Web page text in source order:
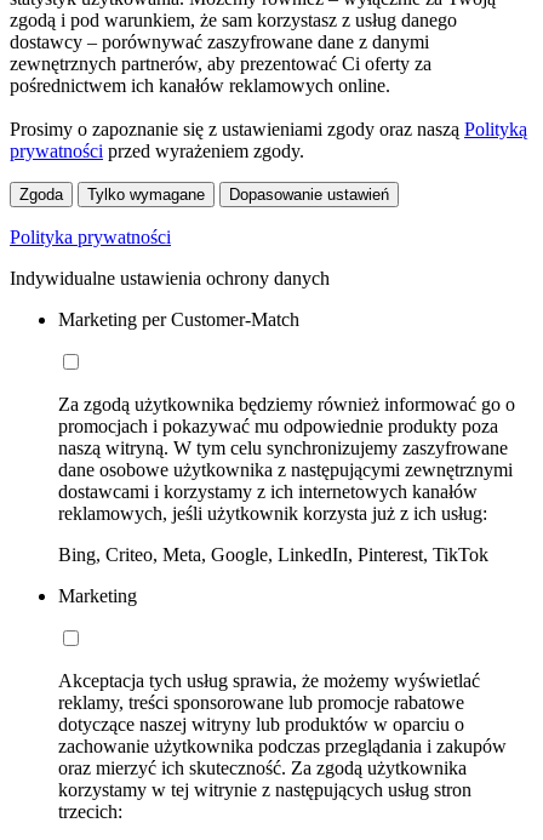
zgodą i pod warunkiem, że sam korzystasz z usług danego
dostawcy – porównywać zaszyfrowane dane z danymi
zewnętrznych partnerów, aby prezentować Ci oferty za
pośrednictwem ich kanałów reklamowych online.
Prosimy o zapoznanie się z ustawieniami zgody oraz naszą Polityką
prywatności przed wyrażeniem zgody.
Zgoda Tylko wymagane Dopasowanie ustawień
Polityka prywatności
Indywidualne ustawienia ochrony danych
Marketing per Customer-Match
Za zgodą użytkownika będziemy również informować go o
promocjach i pokazywać mu odpowiednie produkty poza
naszą witryną. W tym celu synchronizujemy zaszyfrowane
dane osobowe użytkownika z następującymi zewnętrznymi
dostawcami i korzystamy z ich internetowych kanałów
reklamowych, jeśli użytkownik korzysta już z ich usług:
Bing, Criteo, Meta, Google, LinkedIn, Pinterest, TikTok
Marketing
Akceptacja tych usług sprawia, że możemy wyświetlać
reklamy, treści sponsorowane lub promocje rabatowe
dotyczące naszej witryny lub produktów w oparciu o
zachowanie użytkownika podczas przeglądania i zakupów
oraz mierzyć ich skuteczność. Za zgodą użytkownika
korzystamy w tej witrynie z następujących usług stron
trzecich: